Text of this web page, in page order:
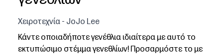
Χειροτεχνία - JoJo Lee
Κάντε οποιαδήποτε γενέθλια ιδιαίτερα με αυτό το
εκτυπώσιμο στέμμα γενεθλίων! Προσαρμόστε το με